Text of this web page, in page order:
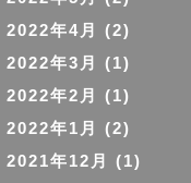
2022年4月
(2)
2022年3月
(1)
2022年2月
(1)
2022年1月
(2)
2021年12月
(1)